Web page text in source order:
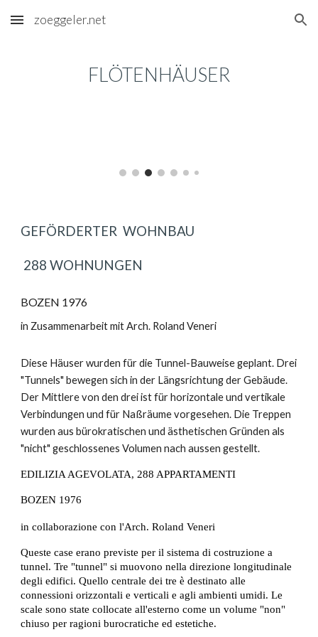
Skip to main content Skip to navigation
zoeggeler.net
FLÖTENHÄUSER
GEFÖRDERTER  WOHNBAU
288 WOHNUNGEN
BOZEN 1976
in Zusammenarbeit mit Arch. Roland Veneri
Diese Häuser wurden für die Tunnel-Bauweise geplant. Drei
"Tunnels" bewegen sich in der Längsrichtung der Gebäude.
Der Mittlere von den drei ist für horizontale und vertikale
Verbindungen und für Naßräume vorgesehen. Die Treppen
wurden aus bürokratischen und ästhetischen Gründen als
"nicht" geschlossenes Volumen nach aussen gestellt.
EDILIZIA AGEVOLATA, 288 APPARTAMENTI
BOZEN 1976
in collaborazione con l'Arch. Roland Veneri
Queste case erano previste per il sistema di costruzione a
tunnel. Tre "tunnel" si muovono nella direzione longitudinale
degli edifici. Quello centrale dei tre è destinato alle
connessioni orizzontali e verticali e agli ambienti umidi. Le
scale sono state collocate all'esterno come un volume "non"
chiuso per ragioni burocratiche ed estetiche.